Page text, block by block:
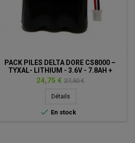
PACK PILES DELTA DORE CS8000 –
TYXAL- LITHIUM - 3.6V - 7.8AH +
CONNECTEUR
Prix
24,75 € Prix
de
27,50 €
Détails
 En stock